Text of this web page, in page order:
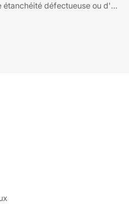
défectueuse ou d'un
intervenons rapidement à
vous offrir des solutions